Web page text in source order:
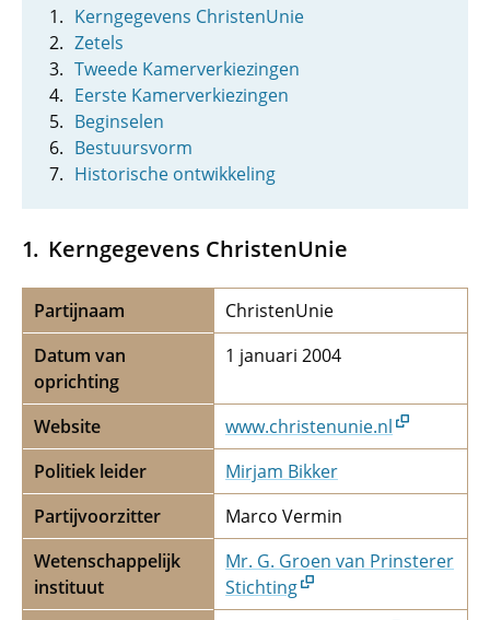
Kerngegevens ChristenUnie
Zetels
Tweede Kamerverkiezingen
Eerste Kamerverkiezingen
Beginselen
Bestuursvorm
Historische ontwikkeling
Kerngegevens ChristenUnie
Partijnaam
ChristenUnie
Datum van
oprichting
1 januari 2004
Website
www.christenunie.nl
Politiek leider
Mirjam Bikker
Partijvoorzitter
Marco Vermin
Wetenschappelijk
instituut
Mr. G. Groen van Prinsterer
Stichting